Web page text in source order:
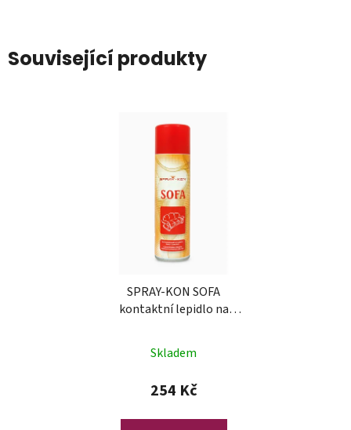
Související produkty
SPRAY-KON SOFA
kontaktní lepidlo na
Skladem
254 Kč